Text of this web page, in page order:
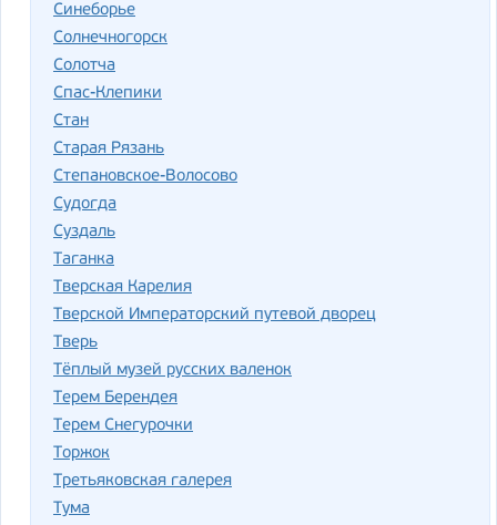
Синеборье
Солнечногорск
Солотча
Спас-Клепики
Стан
Старая Рязань
Степановское-Волосово
Судогда
Суздаль
Таганка
Тверская Карелия
Тверской Императорский путевой дворец
Тверь
Тёплый музей русских валенок
Терем Берендея
Терем Снегурочки
Торжок
Третьяковская галерея
Тума